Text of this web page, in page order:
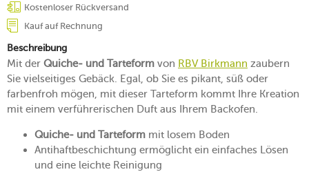
Kostenloser Rückversand
Kauf auf Rechnung
Beschreibung
Mit der Quiche- und Tarteform von RBV Birkmann zaubern
Sie vielseitiges Gebäck. Egal, ob Sie es pikant, süß oder
farbenfroh mögen, mit dieser Tarteform kommt Ihre Kreation
mit einem verführerischen Duft aus Ihrem Backofen.
Quiche- und Tarteform mit losem Boden
Antihaftbeschichtung ermöglicht ein einfaches Lösen
und eine leichte Reinigung